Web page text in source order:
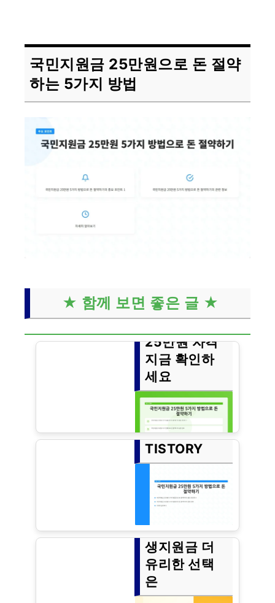
국민지원금 25만원으로 돈 절약
하는 5가지 방법
★ 함께 보면 좋은 글 ★
25만원 자격
지금 확인하
세요
고 계셨나요? 소비자들의 체감 경
기가 악화되고 있는 이 시점에서,
정부는 국민을 위해 1인당 25만원
인해보세요!
TISTORY
TISTORY
25만원 vs 민
생지원금 더
유리한 선택
은